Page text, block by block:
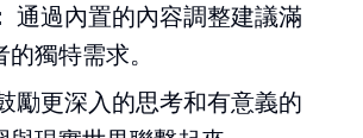
通過內置的內容調整建議滿
獨特需求。
勵更深入的思考和有意義的